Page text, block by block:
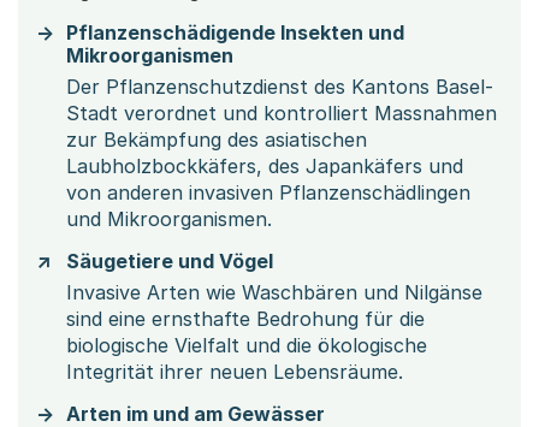
Pflanzenschädigende Insekten und
Mikroorganismen
Der Pflanzenschutzdienst des Kantons Basel-
Stadt verordnet und kontrolliert Massnahmen
zur Bekämpfung des asiatischen
Laubholzbockkäfers, des Japankäfers und
von anderen invasiven Pflanzenschädlingen
und Mikroorganismen.
Säugetiere und Vögel
Invasive Arten wie Waschbären und Nilgänse
sind eine ernsthafte Bedrohung für die
biologische Vielfalt und die ökologische
Integrität ihrer neuen Lebensräume.
Arten im und am Gewässer